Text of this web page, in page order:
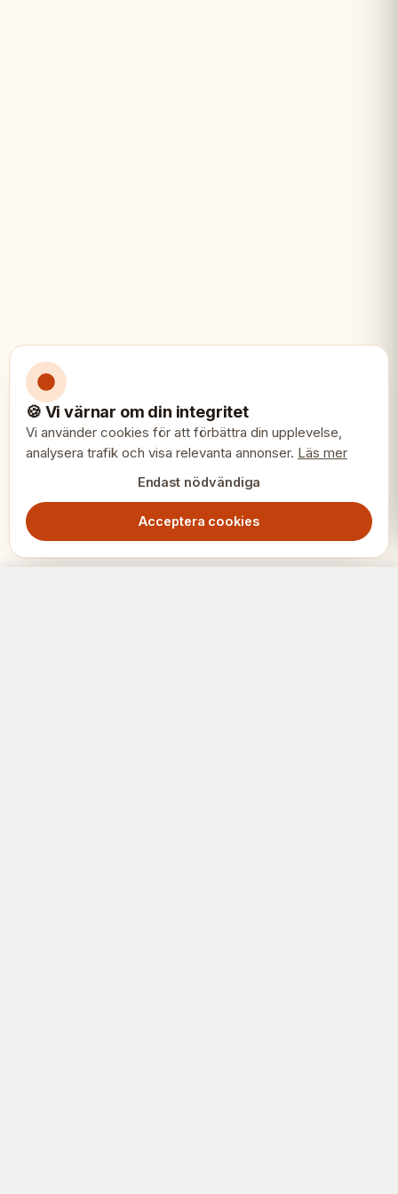
🍪 Vi värnar om din integritet
Vi använder cookies för att förbättra din upplevelse,
analysera trafik och visa relevanta annonser. Läs mer
Endast nödvändiga
Acceptera cookies